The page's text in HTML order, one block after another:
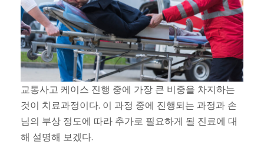
교통사고 케이스 진행 중에 가장 큰 비중을 차지하는
것이 치료과정이다. 이 과정 중에 진행되는 과정과 손
님의 부상 정도에 따라 추가로 필요하게 될 진료에 대
해 설명해 보겠다.